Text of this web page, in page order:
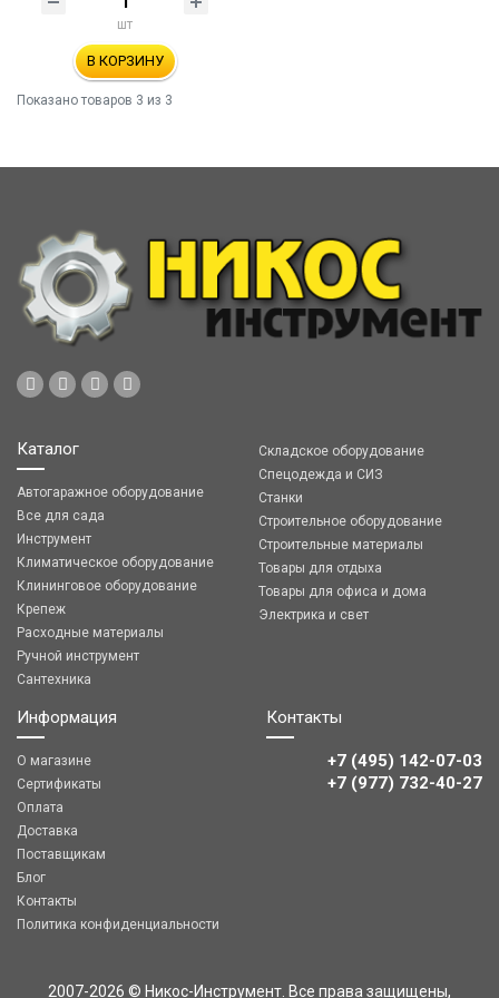
шт
В КОРЗИНУ
Показано товаров 3 из 3
Каталог
Автогаражное оборудование
Все для сада
Инструмент
Климатическое оборудование
Клининговое оборудование
Крепеж
Расходные материалы
Ручной инструмент
Сантехника
Складское оборудование
Спецодежда и СИЗ
Станки
Строительное оборудование
Строительные материалы
Товары для отдыха
Товары для офиса и дома
Электрика и свет
Информация
О магазине
Сертификаты
Оплата
Доставка
Поставщикам
Блог
Контакты
Политика конфиденциальности
Контакты
+7 (495) 142-07-03
‎‎+7 (977) 732-40-27
2007-2026 © Никос-Инструмент. Все права защищены,